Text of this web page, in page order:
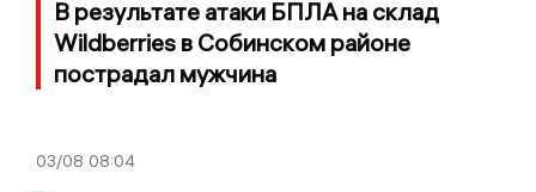
В результате атаки БПЛА на склад
Wildberries в Собинском районе
пострадал мужчина
03/08 08:04